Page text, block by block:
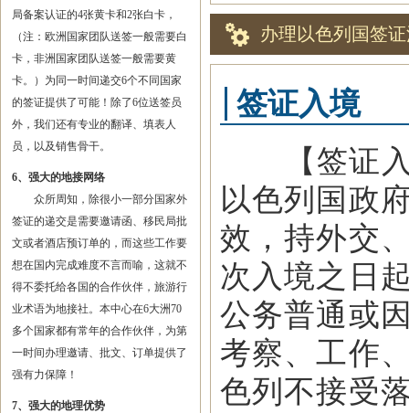
局备案认证的4张黄卡和2张白卡，
（注：欧洲国家团队送签一般需要白
卡，非洲国家团队送签一般需要黄
卡。）为同一时间递交6个不同国家
的签证提供了可能！除了6位送签员
外，我们还有专业的翻译、填表人
员，以及销售骨干。
6、强大的地接网络
众所周知，除很小一部分国家外
签证的递交是需要邀请函、移民局批
文或者酒店预订单的，而这些工作要
想在国内完成难度不言而喻，这就不
得不委托给各国的合作伙伴，旅游行
业术语为地接社。本中心在6大洲70
多个国家都有常年的合作伙伴，为第
一时间办理邀请、批文、订单提供了
强有力保障！
7、强大的地理优势
办理以色列国签
签证入境
【签证入
以色列国政
效，持外交
次入境之日
公务普通或
考察、工作
色列不接受